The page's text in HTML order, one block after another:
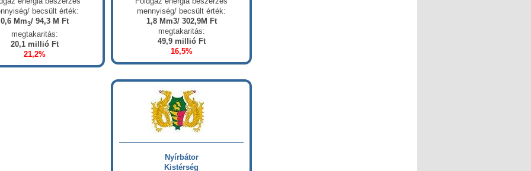
becsült érték:
0,6 Mm3/ 94,3 M Ft
megtakaritás:
20,1 millió Ft
21,2%
mennyiség/ becsült érték:
1,8 Mm3/ 302,9M Ft
megtakaritás:
49,9 millió Ft
16,5%
Nyírbátor
Kistérség